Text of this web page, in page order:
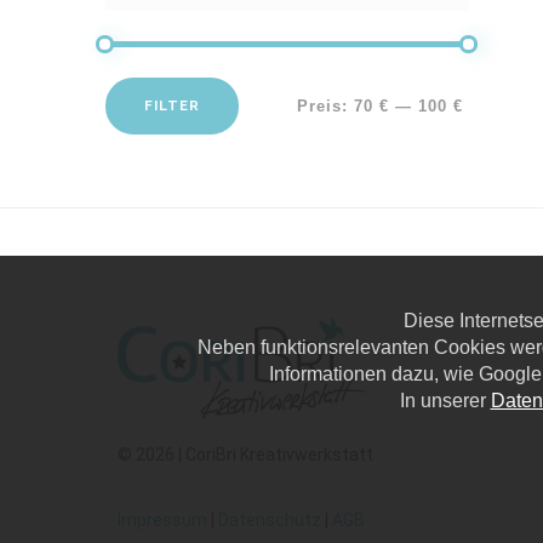
FILTER Preis: 70 € — 100 €
Diese
Neben funktionsrelevanten Cookies
Informationen dazu, wie
In unserer